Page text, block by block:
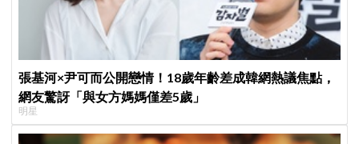
張基河×尹可而公開戀情！18歲年齡差成韓網熱議焦點，
網友驚訝「與女方媽媽僅差5歲」
明星